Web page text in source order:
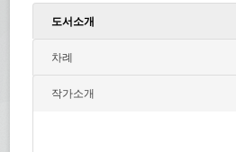
도서소개
차례
작가소개